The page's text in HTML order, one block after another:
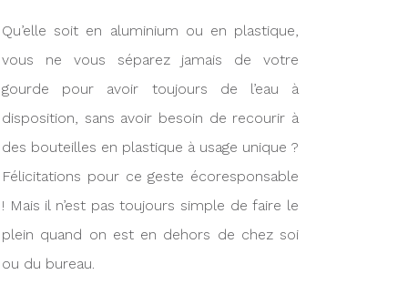
Qu’elle soit en aluminium ou en plastique,
vous ne vous séparez jamais de votre
gourde pour avoir toujours de l’eau à
disposition, sans avoir besoin de recourir à
des bouteilles en plastique à usage unique ?
Félicitations pour ce geste écoresponsable
! Mais il n’est pas toujours simple de faire le
plein quand on est en dehors de chez soi
ou du bureau.